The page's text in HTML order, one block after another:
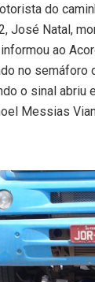
do
José Natal,
ao
no semáforo
o sinal abriu
Messias